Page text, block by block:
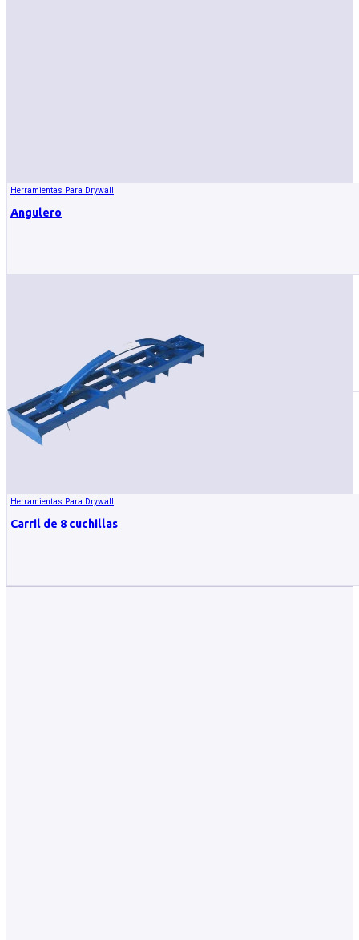
Herramientas Para Drywall
Angulero
Herramientas Para Drywall
Carril de 8 cuchillas